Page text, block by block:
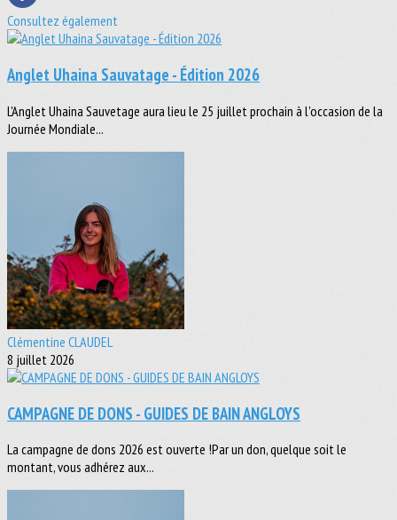
Consultez également
Anglet Uhaina Sauvatage - Édition 2026
L'Anglet Uhaina Sauvetage aura lieu le 25 juillet prochain à l'occasion de la
Journée Mondiale...
Clémentine CLAUDEL
8 juillet 2026
CAMPAGNE DE DONS - GUIDES DE BAIN ANGLOYS
La campagne de dons 2026 est ouverte !Par un don, quelque soit le
montant, vous adhérez aux...